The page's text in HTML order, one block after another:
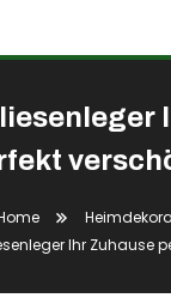
Ihr Zuhause